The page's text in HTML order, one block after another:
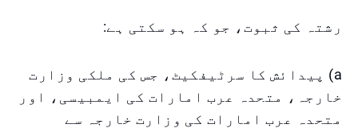
رشتہ کی ثبوت، جو کہ ہو سکتی ہے:
a) پیدائش کا سرٹیفکیٹ، جس کی ملکی وزارت
خارجہ، متحدہ عرب امارات کی ایمبیسی، اور
متحدہ عرب امارات کی وزارت خارجہ سے